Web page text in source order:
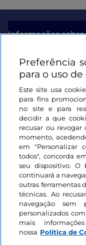
Informações
Ligações úteis
Iniciar sessão
Mantenha-se em
Preferência
para o uso
Este site usa
para fins
no site e para
decidir a que
recusar ou
momento,
em "Personalizar
todos", concorda
seu dispositivo. O
continuará a
outras ferramentas
técnicas. Ao
navegação sem
personalizados
mais
nossa Política de